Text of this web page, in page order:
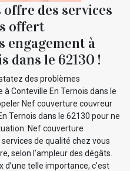
des services
offert
engagement à
dans le 62130 !
des problèmes
à Conteville En Ternois dans le
Nef couverture couvreur
Ternois dans le 62130 pour ne
Nef couverture
de qualité chez vous
selon l’ampleur des dégâts.
d’une telle importance, c'est